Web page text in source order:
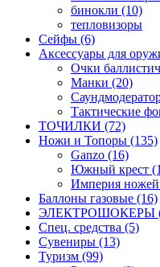
бинокли (10)
тепловизоры
Сейфы (6)
Аксессуары для
Очки
Манки (20)
Тактические
ТОЧИЛКИ (72)
Ножи и Топоры (135)
Ganzo (16)
Южный крест
Империя
Баллоны газовые (16)
ЭЛЕКТРОШОКЕРЫ
Спец. средства (5)
Сувениры (13)
Туризм (99)